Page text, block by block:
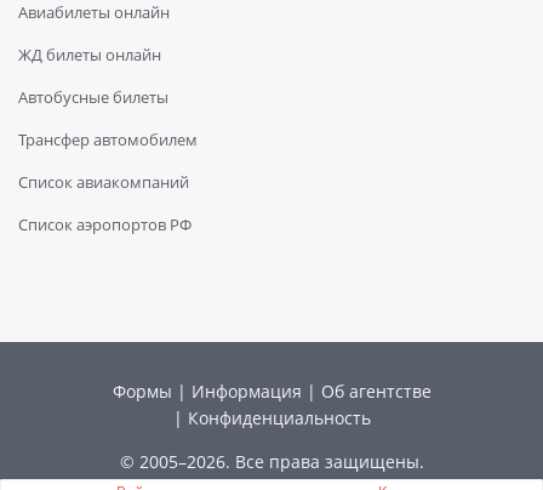
Авиабилеты онлайн
ЖД билеты онлайн
Автобусные билеты
Трансфер автомобилем
Список авиакомпаний
Список аэропортов РФ
Формы | Информация | Об агентстве
| Конфиденциальность
© 2005–2026. Все права защищены.